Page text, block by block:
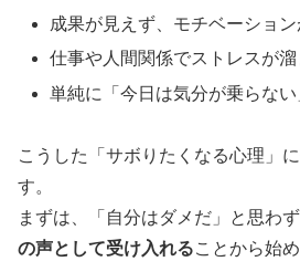
成果が見えず、モチベーショ
仕事や人間関係でストレスが溜
単純に「今日は気分が乗らない
こうした「サボりたくなる心理」
す。
まずは、「自分はダメだ」と思わず
の声として受け入れることから始